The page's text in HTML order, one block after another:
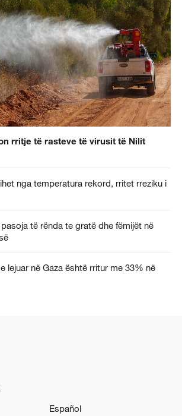
rritje të rasteve të virusit të Nilit
nga temperatura rekord, rritet rreziku i
të rënda te gratë dhe fëmijët në
lejuar në Gaza është rritur me 33% në
Español